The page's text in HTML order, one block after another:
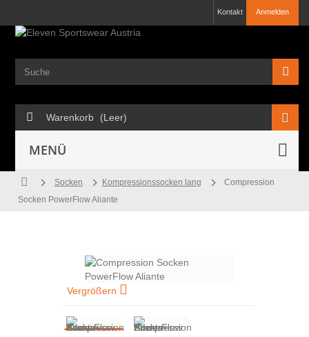
Anmelden
Kontakt
Warenkorb (Leer)
MENÜ
Socken Kompressionssocken lang
Compression
Socken PowerFlow Aliante
Vergrößern